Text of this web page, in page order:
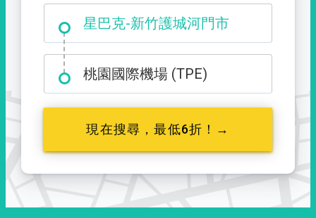
星巴克-新竹護城河門市
大霸尖山登山口
桃園國際機場 (TPE)
現在搜尋，最低6折！→